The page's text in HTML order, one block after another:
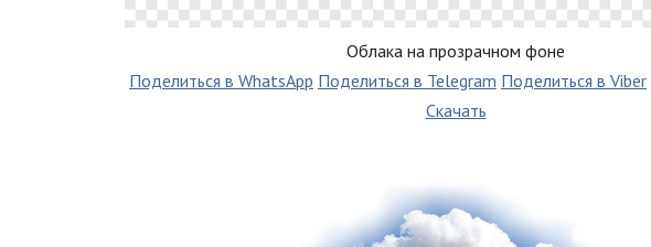
Облака на прозрачном фоне
Поделиться в WhatsApp Поделиться в Telegram Поделиться в Viber
Скачать